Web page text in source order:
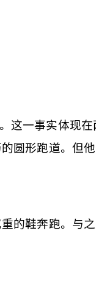
这一事实体现在
圆形跑道。但
的鞋奔跑。与